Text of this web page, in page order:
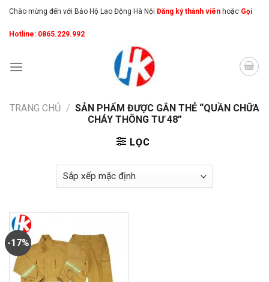
Skip
content
Chào mừng đến với Bảo Hộ Lao Động Hà Nội Đăng ký thành viên hoặc Gọi
Hotline: 0865.229.992
TRANG CHỦ / SẢN PHẨM ĐƯỢC GẮN THẺ “QUẦN CHỮA
CHÁY THÔNG TƯ 48”
LỌC
-17%